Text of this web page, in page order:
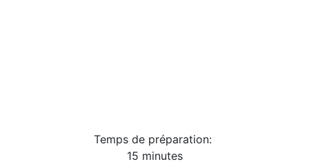
Temps de préparation:
15 minutes